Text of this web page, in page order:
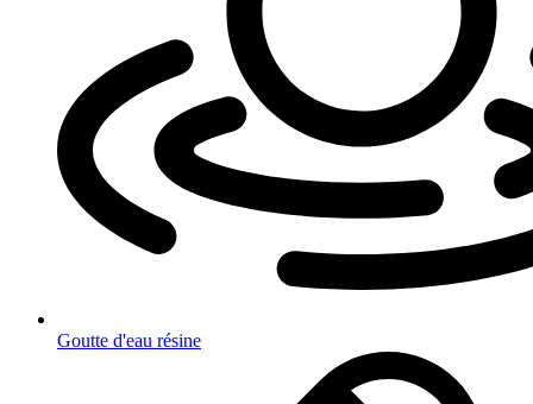
Goutte d'eau résine